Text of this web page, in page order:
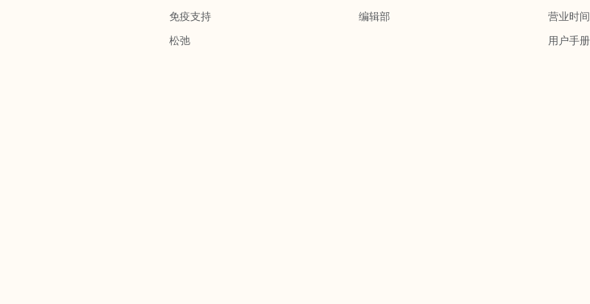
免疫支持
松弛
编辑部
营业时间
用户手册